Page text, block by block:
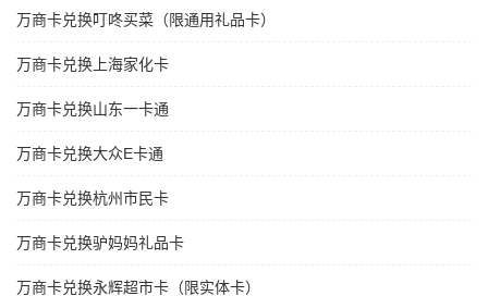
万商卡兑换叮咚买菜（限通用礼品卡）
万商卡兑换上海家化卡
万商卡兑换山东一卡通
万商卡兑换大众E卡通
万商卡兑换杭州市民卡
万商卡兑换驴妈妈礼品卡
万商卡兑换永辉超市卡（限实体卡）